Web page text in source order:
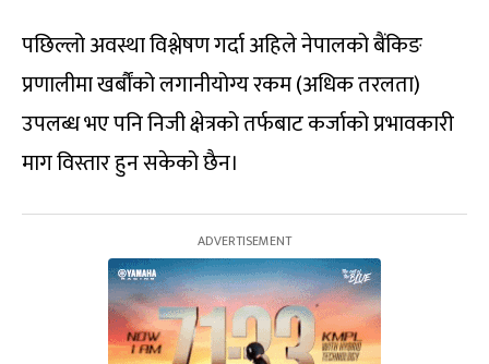
पछिल्लो अवस्था विश्लेषण गर्दा अहिले नेपालको बैंकिङ
प्रणालीमा खर्बौंको लगानीयोग्य रकम (अधिक तरलता)
उपलब्ध भए पनि निजी क्षेत्रको तर्फबाट कर्जाको प्रभावकारी
माग विस्तार हुन सकेको छैन।